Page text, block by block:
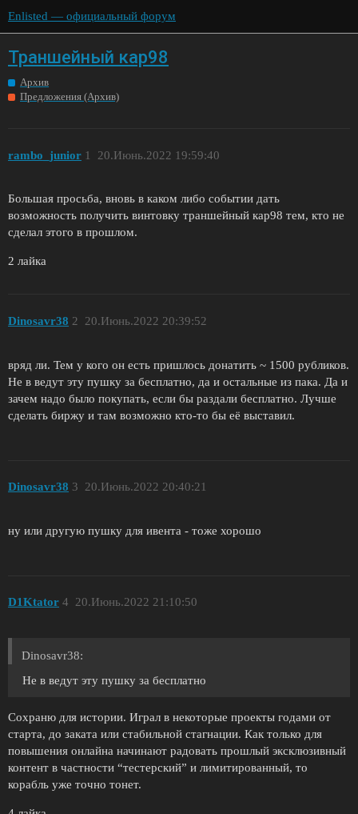
Enlisted — официальный форум
Траншейный кар98
Архив
Предложения (Архив)
rambo_junior 20.Июнь.2022 19:59:40
1
Большая просьба, вновь в каком либо событии дать
возможность получить винтовку траншейный кар98 тем, кто не
сделал этого в прошлом.
2 лайка
Dinosavr38 20.Июнь.2022 20:39:52
2
вряд ли. Тем у кого он есть пришлось донатить ~ 1500 рубликов.
Не в ведут эту пушку за бесплатно, да и остальные из пака. Да и
зачем надо было покупать, если бы раздали бесплатно. Лучше
сделать биржу и там возможно кто-то бы её выставил.
Dinosavr38 20.Июнь.2022 20:40:21
3
ну или другую пушку для ивента - тоже хорошо
D1Ktator 20.Июнь.2022 21:10:50
4
Dinosavr38:
Не в ведут эту пушку за бесплатно
Сохраню для истории. Играл в некоторые проекты годами от
старта, до заката или стабильной стагнации. Как только для
повышения онлайна начинают радовать прошлый эксклюзивный
контент в частности “тестерский” и лимитированный, то
корабль уже точно тонет.